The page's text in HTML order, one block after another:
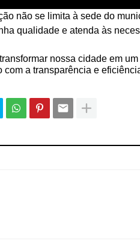
não se limita à sede do
qualidade e atenda às
nossa cidade em
com a transparência e